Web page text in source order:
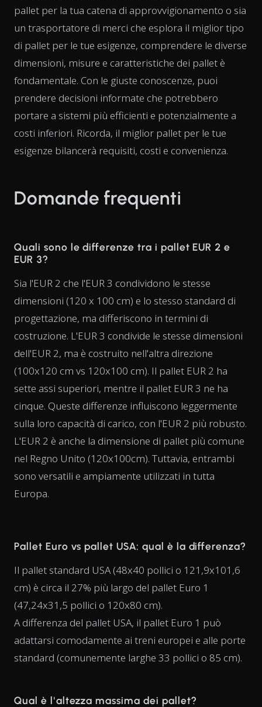
pallet per la tua catena di approvvigionamento o sia
un trasportatore di merci che esplora il miglior tipo
di pallet per le tue esigenze, comprendere le diverse
dimensioni, misure e caratteristiche dei pallet è
fondamentale. Con le giuste conoscenze, puoi
prendere decisioni informate che potrebbero
portare a sistemi più efficienti e potenzialmente a
costi inferiori. Ricorda, il miglior pallet per le tue
esigenze bilancerà requisiti, costi e convenienza.
Domande frequenti
Quali sono le differenze tra i pallet EUR 2 e
EUR 3?
Sia l'EUR 2 che l'EUR 3 condividono le stesse
dimensioni (120 x 100 cm) e lo stesso standard di
progettazione, ma differiscono in termini di
costruzione. L'EUR 3 condivide le stesse dimensioni
dell'EUR 2, ma è costruito nell'altra direzione
(100x120 cm vs 120x100 cm). Il pallet EUR 2 ha
sette assi superiori, mentre il pallet EUR 3 ne ha
cinque. Queste differenze influiscono leggermente
sulla loro capacità di carico, con l'EUR 2 più robusto.
L'EUR 2 è anche la dimensione di pallet più comune
nel Regno Unito (120x100cm). Tuttavia, entrambi
sono versatili e ampiamente utilizzati in tutta
Europa.
Pallet Euro vs pallet USA: qual è la differenza?
Il pallet standard USA (48x40 pollici o 121,9x101,6
cm) è circa il 27% più largo del pallet Euro 1
(47,24x31,5 pollici o 120x80 cm).
A differenza del pallet USA, il pallet Euro 1 può
adattarsi comodamente ai treni europei e alle porte
standard (comunemente larghe 33 pollici o 85 cm).
Qual è l'altezza massima dei pallet?